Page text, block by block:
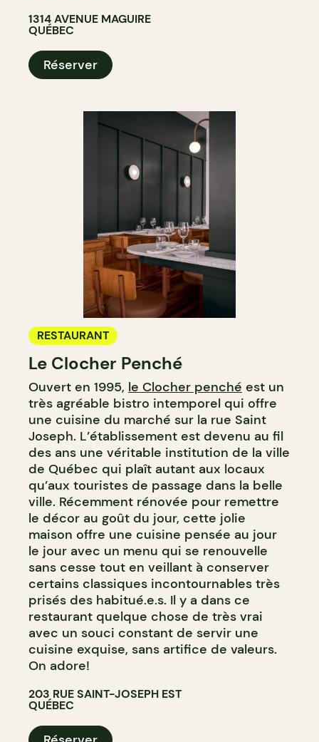
1314 AVENUE MAGUIRE
QUÉBEC
Réserver
RESTAURANT
Le Clocher Penché
Ouvert en 1995, le Clocher penché est un
très agréable bistro intemporel qui offre
une cuisine du marché sur la rue Saint
Joseph. L’établissement est devenu au fil
des ans une véritable institution de la ville
de Québec qui plaît autant aux locaux
qu’aux touristes de passage dans la belle
ville. Récemment rénovée pour remettre
le décor au goût du jour, cette jolie
maison offre une cuisine pensée au jour
le jour avec un menu qui se renouvelle
sans cesse tout en veillant à conserver
certains classiques incontournables très
prisés des habitué.e.s. Il y a dans ce
restaurant quelque chose de très vrai
avec un souci constant de servir une
cuisine exquise, sans artifice de valeurs.
On adore!
203 RUE SAINT-JOSEPH EST
QUÉBEC